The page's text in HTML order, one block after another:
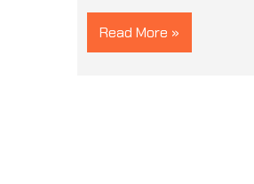
Read More »